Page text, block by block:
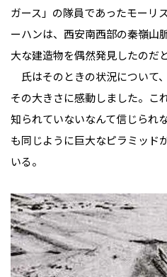
ガース」の隊員であったモーリ
ーハンは、西安南西部の秦嶺山
大な建造物を偶然発見したのだ
氏はそのときの状況について
その大きさに感動しました。こ
知られていないなんて信じられ
も同じように巨大なピラミッド
いる。